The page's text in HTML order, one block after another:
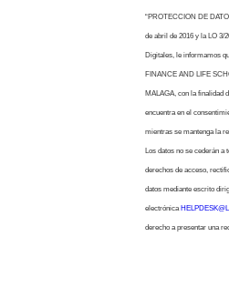
“PROTECCION DE
de abril de 2016 y la LO 3/
Digitales, le informamos
FINANCE AND LIFE
MALAGA, con la finalidad
encuentra en el
mientras se mantenga la
Los datos no se cederán a
derechos de acceso,
datos mediante escrito
electrónica
derecho a presentar una